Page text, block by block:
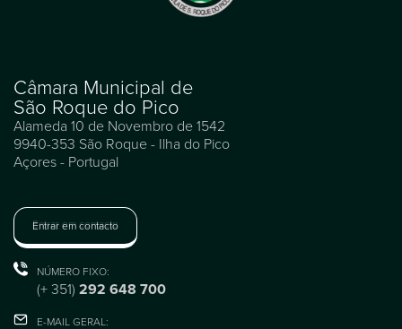
Câmara Municipal de
São Roque do Pico
Alameda 10 de Novembro de 1542
9940-353 São Roque - Ilha do Pico
Açores - Portugal
Entrar em contacto
NÚMERO FIXO:
(+ 351) 292 648 700
E-MAIL GERAL: